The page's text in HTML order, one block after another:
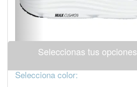
Seleccionas tus
Selecciona color: